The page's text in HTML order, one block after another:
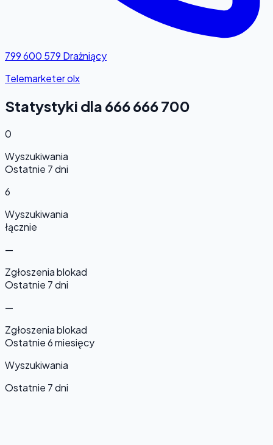
799 600 579 Drażniący
Telemarketer olx
Statystyki dla 666 666 700
0
Wyszukiwania
Ostatnie 7 dni
6
Wyszukiwania
łącznie
—
Zgłoszenia blokad
Ostatnie 7 dni
—
Zgłoszenia blokad
Ostatnie 6 miesięcy
Wyszukiwania
Ostatnie 7 dni